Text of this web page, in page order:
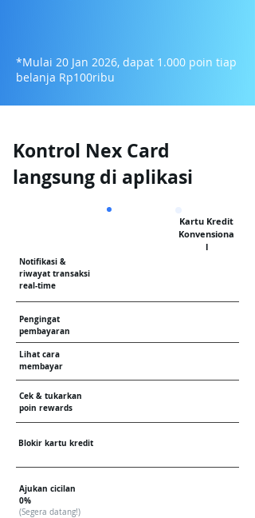
*Mulai 20 Jan 2026, dapat 1.000 poin tiap
belanja Rp100ribu
Kontrol Nex Card
langsung di aplikasi
Notifikasi &
riwayat transaksi
real-time
Pengingat
pembayaran
Lihat cara
membayar
Cek & tukarkan
poin rewards
Blokir kartu kredit
Kartu Kredit
Konvensiona
l
Ajukan cicilan
0%
(Segera datang!)